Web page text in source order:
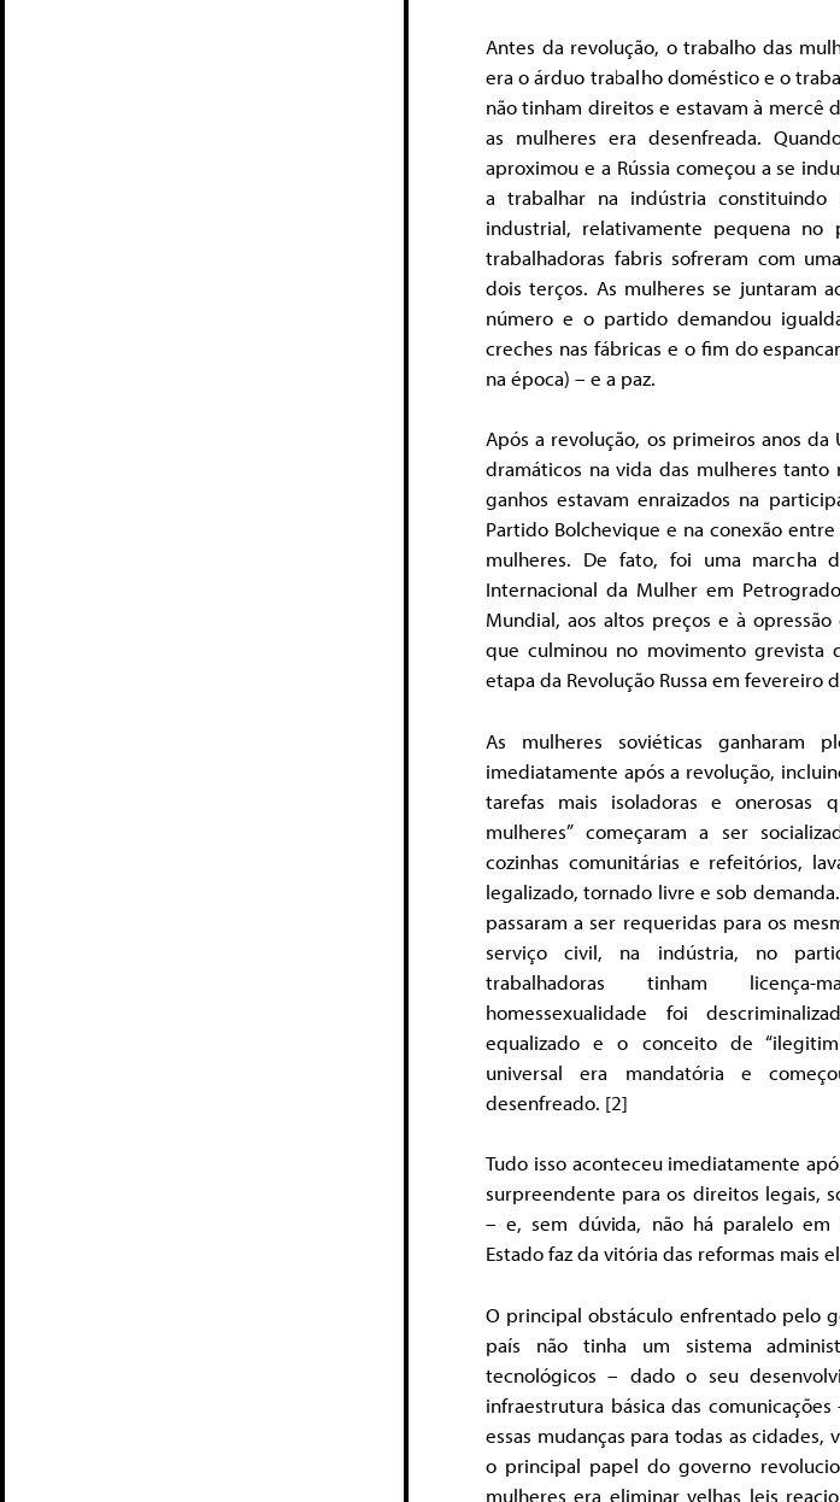
Antes da revolução, o trabalho das
era o árduo trabalho doméstico e o
não tinham direitos e estavam à mercê
as mulheres era desenfreada.
aproximou e a Rússia começou a se
a trabalhar na indústria
industrial, relativamente pequena no
trabalhadoras fabris sofreram com
dois terços. As mulheres se juntaram
número e o partido demandou
creches nas fábricas e o fim do
na época) – e a paz.
Após a revolução, os primeiros anos
dramáticos na vida das mulheres tanto
ganhos estavam enraizados na
Partido Bolchevique e na conexão
mulheres. De fato, foi uma marcha
Internacional da Mulher em
Mundial, aos altos preços e à
que culminou no movimento grevista
etapa da Revolução Russa em fevereiro
As mulheres soviéticas ganharam
imediatamente após a revolução,
tarefas mais isoladoras e onerosas
mulheres” começaram a ser
cozinhas comunitárias e refeitórios,
legalizado, tornado livre e sob
passaram a ser requeridas para os
serviço civil, na indústria, no
trabalhadoras tinham licença-
homessexualidade foi
equalizado e o conceito de
universal era mandatória e
desenfreado. [2]
Tudo isso aconteceu imediatamente
surpreendente para os direitos legais,
– e, sem dúvida, não há paralelo
Estado faz da vitória das reformas mais
O principal obstáculo enfrentado pelo
país não tinha um sistema
tecnológicos – dado o seu
infraestrutura básica das
essas mudanças para todas as cidades,
o principal papel do governo
mulheres era eliminar velhas leis